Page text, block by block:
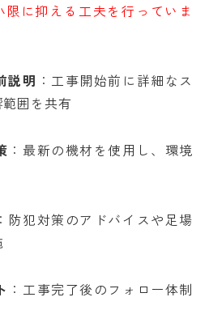
に抑える工夫を行っていま
説明 ：工事開始前に詳細なス
囲を共有
：最新の機材を使用し、環境
：防犯対策のアドバイスや足場
：工事完了後のフォロー体制